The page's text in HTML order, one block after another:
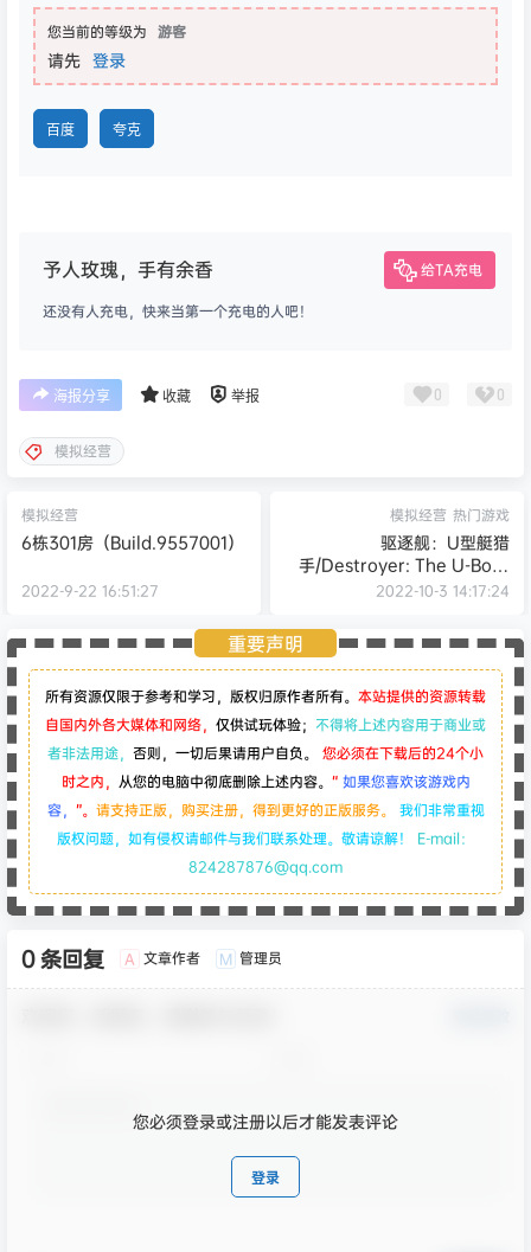
您当前的等级为 游客
请先 登录
百度 夸克
予人玫瑰，手有余香 给TA充电
还没有人充电，快来当第一个充电的人吧！
海报分享 收藏 举报 0 0
模拟经营
模拟经营
6栋301房（Build.9557001）
2022-9-22 16:51:27
模拟经营 热门游戏
驱逐舰：U型艇猎
手/Destroyer: The U-Boat
Hunter
2022-10-3 14:17:24
重要声明
所有资源仅限于参考和学习，版权归原作者所有。 本站提供的资源转载
自国内外各大媒体和网络， 仅供试玩体验； 不得将上述内容用于商业或
者非法用途， 否则，一切后果请用户自负。
您必须在下载后的24个小
时之内， 从您的电脑中彻底删除上述内容。 “如果您喜欢该游戏内
容， ”。 请支持正版，购买注册，得到更好的正版服务。 我们非常重视
版权问题，如有侵权请邮件与我们联系处理。敬请谅解！ E-mail：
824287876@qq.com
0 条回复 A 文章作者 M 管理员
您必须登录或注册以后才能发表评论
登录